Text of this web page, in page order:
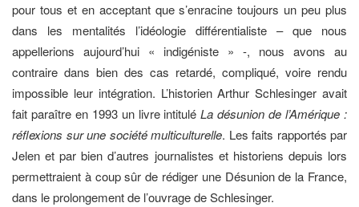
pour tous et en acceptant que s’enracine toujours un peu plus
dans les mentalités l’idéologie différentialiste – que nous
appellerions aujourd’hui « indigéniste » -, nous avons au
contraire dans bien des cas retardé, compliqué, voire rendu
impossible leur intégration. L’historien Arthur Schlesinger avait
fait paraître en 1993 un livre intituléLa désunion de l’Amérique :
réflexions sur une société multiculturelle. Les faits rapportés par
Jelen et par bien d’autres journalistes et historiens depuis lors
permettraient à coup sûr de rédiger une Désunion de la France,
dans le prolongement de l’ouvrage de Schlesinger.